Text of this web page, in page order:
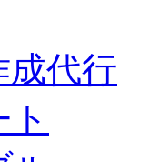
代行